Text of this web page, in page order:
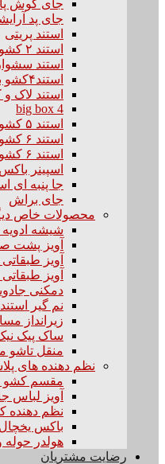
جای گوش
جای پد
استند پریتی
استند ۲ کشو با رویه
استند سشوار
استند۴کشو با رویه
استند لاک
big box 4
استند ۵ کشو با رویه
استند ۶ کشو
استند ۶ کشو رویال
اسپینر باکس
جا پنبه ای
جای براش
محصولات خاص
شیشه
آویز پشت
آویز
آویز
دمکنی
نم گیر استند
زیرانداز
ساک پیک
منقل تاشو
نظم دهنده های
مقسم کشو
آویز لباس
نظم دهنده
باکس یخچال
هولدر حوله
رضایت مشتریان